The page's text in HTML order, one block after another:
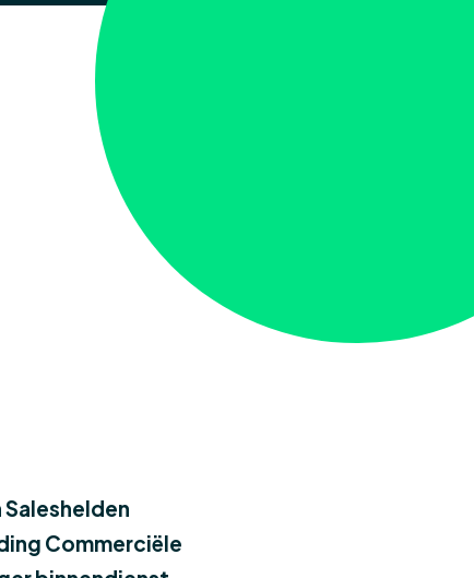
Saleshelden
Commerciële